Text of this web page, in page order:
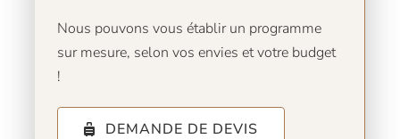
Nous pouvons vous établir un programme
sur mesure, selon vos envies et votre budget
!
DEMANDE DE DEVIS